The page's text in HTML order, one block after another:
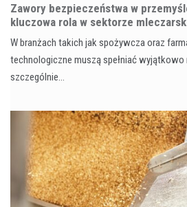
Zawory bezpieczeństwa w
kluczowa rola w sektorze
W branżach takich jak spożywcza oraz
technologiczne muszą spełniać wyjątkowo
szczególnie…